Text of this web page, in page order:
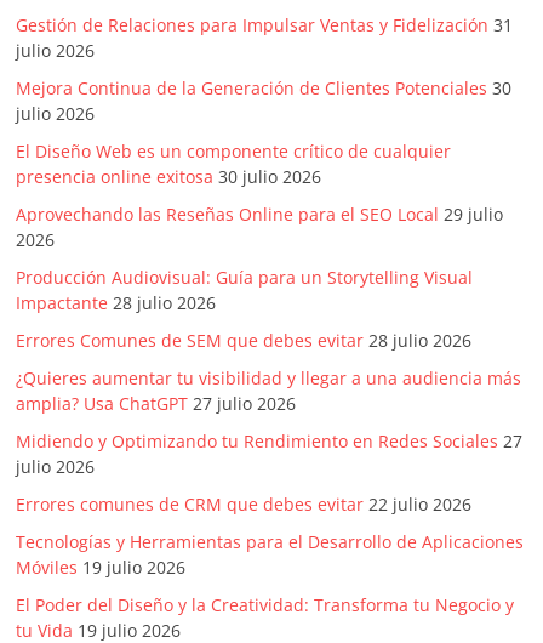
Innovación,
Tecnología,
Noticias,
Artículos,
Gente,
Contenidos
de
Calidad,
Eventos
de
Marketing,
Eventos
Publicitarios,
Colecciónes,
Marcas,
Insigns,
TV,
Radio,
Creatividad,
SEO,
Gestión de Relaciones para Impulsar Ventas y Fidelización 31
julio 2026
Mejora Continua de la Generación de Clientes Potenciales 30
julio 2026
El Diseño Web es un componente crítico de cualquier
presencia online exitosa 30 julio 2026
Aprovechando las Reseñas Online para el SEO Local 29 julio
2026
Producción Audiovisual: Guía para un Storytelling Visual
Impactante 28 julio 2026
Errores Comunes de SEM que debes evitar 28 julio 2026
¿Quieres aumentar tu visibilidad y llegar a una audiencia más
amplia? Usa ChatGPT 27 julio 2026
Midiendo y Optimizando tu Rendimiento en Redes Sociales 27
julio 2026
Errores comunes de CRM que debes evitar 22 julio 2026
Tecnologías y Herramientas para el Desarrollo de Aplicaciones
Móviles 19 julio 2026
El Poder del Diseño y la Creatividad: Transforma tu Negocio y
tu Vida 19 julio 2026